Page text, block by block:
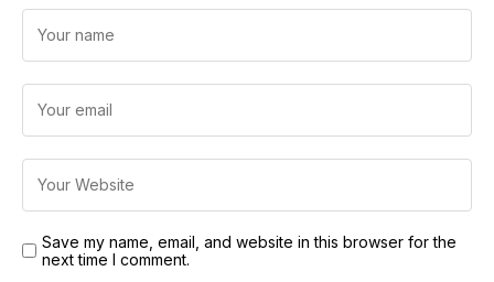
Save my name, email, and website in this browser for the
next time I comment.